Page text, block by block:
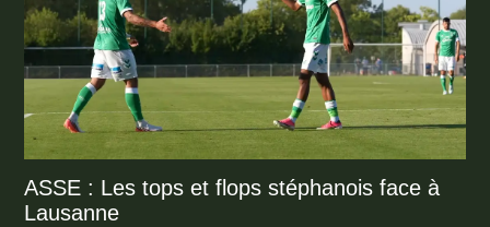
ASSE : Les tops et flops stéphanois face à
Lausanne